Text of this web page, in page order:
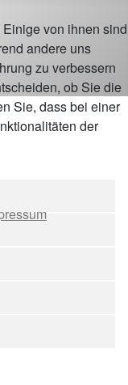
von ihnen sind
andere uns
zu verbessern
ob Sie die
Sie, dass bei einer
der